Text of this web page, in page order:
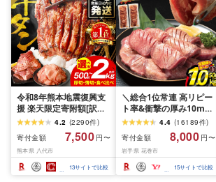
令和8年熊本地震復興支
援 楽天限定寄附額[訳あ
り]牛タン 500g〜2kg 肉
牛肉 訳あり 牛タン 冷凍
小分け 厚切り 薄切り 食
べ比べ 500g 1kg 1.5kg
2kg 牛 人気 ビーフ 牛た
ん ふるさと納税 ランキ
4.2 (2290件)
寄付金額
7,500 円〜
熊本県 八代市
13サイトで比較
＼総合1位常連 高リピー
ト率&衝撃の厚み10mm
厚切り牛タン 塩味/ ≪ス
ピード発送!!10営業日以
内発送≫ 選べる内容量
500g / 1kg 定期便 毎月
届く 牛肉 肉 BBQ ふるさ
と 人気 ランキング 岩手
4.4 (16189件)
寄付金額
8,000 円〜
岩手県 花巻市
15サイトで比較